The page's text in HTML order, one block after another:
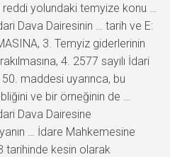
yolundaki temyize konu …
Dava Dairesinin … tarih ve E:
3. Temyiz giderlerinin
4. 2577 sayılı İdari
50. maddesi uyarınca, bu
ve bir örneğinin de …
Dava Dairesine
… İdare Mahkemesine
kesin olarak